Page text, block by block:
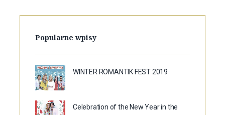
Popularne wpisy
WINTER ROMANTIK FEST 2019
Celebration of the New Year in the